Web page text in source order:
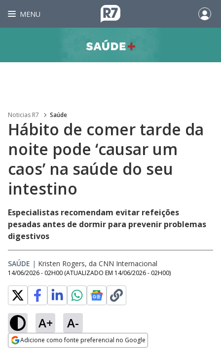
MENU
Noticias R7 Saúde
Hábito de comer tarde da
noite pode ‘causar um
caos’ na saúde do seu
intestino
Especialistas recomendam evitar refeições
pesadas antes de dormir para prevenir problemas
digestivos
SAÚDE | Kristen Rogers, da CNN Internacional
14/06/2026 - 02H00 (ATUALIZADO EM 14/06/2026 - 02H00)
A+ A-
Adicione como fonte preferencial no Google